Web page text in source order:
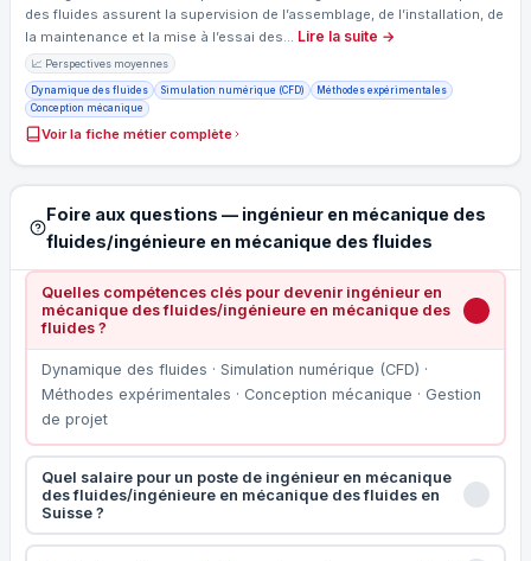
des fluides assurent la supervision de l’assemblage, de l’installation, de
la maintenance et la mise à l’essai des… Lire la suite →
📈 Perspectives moyennes
Dynamique des fluides Simulation numérique (CFD)
Méthodes expérimentales
Conception mécanique
Voir la fiche métier complète
Foire aux questions — ingénieur en mécanique des
fluides/ingénieure en mécanique des fluides
Quelles compétences clés pour devenir ingénieur en
mécanique des fluides/ingénieure en mécanique des
fluides ?
Dynamique des fluides · Simulation numérique (CFD) ·
Méthodes expérimentales · Conception mécanique · Gestion
de projet
Quel salaire pour un poste de ingénieur en mécanique
des fluides/ingénieure en mécanique des fluides en
Suisse ?